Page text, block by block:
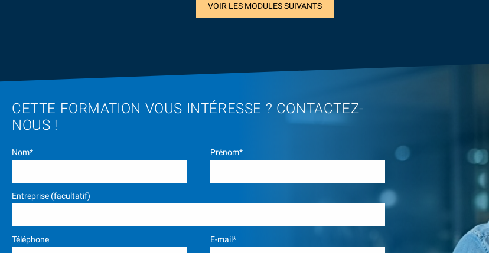
VOIR LES MODULES SUIVANTS
CETTE FORMATION VOUS INTÉRESSE ? CONTACTEZ-
NOUS !
Nom* Prénom*
Entreprise (facultatif)
Téléphone E-mail*